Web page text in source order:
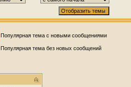
Популярная тема с новыми сообщениями
Популярная тема без новых сообщений